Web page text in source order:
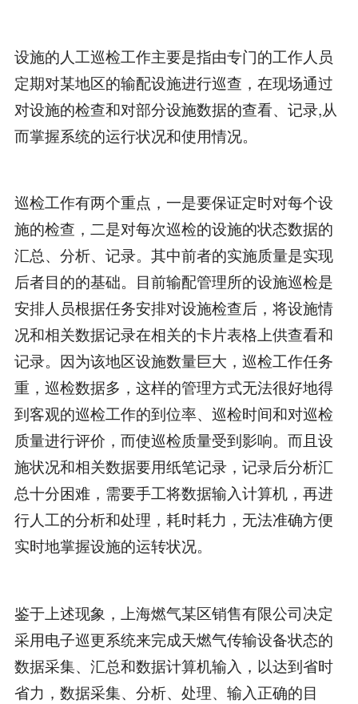
设施的人工巡检工作主要是指由专门的工作人员
定期对某地区的输配设施进行巡查，在现场通过
对设施的检查和对部分设施数据的查看、记录,从
而掌握系统的运行状况和使用情况。
巡检工作有两个重点，一是要保证定时对每个设
施的检查，二是对每次巡检的设施的状态数据的
汇总、分析、记录。其中前者的实施质量是实现
后者目的的基础。目前输配管理所的设施巡检是
安排人员根据任务安排对设施检查后，将设施情
况和相关数据记录在相关的卡片表格上供查看和
记录。因为该地区设施数量巨大，巡检工作任务
重，巡检数据多，这样的管理方式无法很好地得
到客观的巡检工作的到位率、巡检时间和对巡检
质量进行评价，而使巡检质量受到影响。而且设
施状况和相关数据要用纸笔记录，记录后分析汇
总十分困难，需要手工将数据输入计算机，再进
行人工的分析和处理，耗时耗力，无法准确方便
实时地掌握设施的运转状况。
鉴于上述现象，上海燃气某区销售有限公司决定
采用电子巡更系统来完成天燃气传输设备状态的
数据采集、汇总和数据计算机输入，以达到省时
省力，数据采集、分析、处理、输入正确的目